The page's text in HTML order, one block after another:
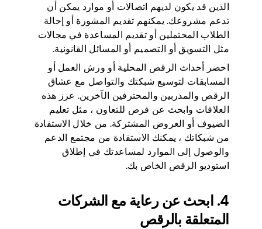
الذين قد يكون لديهم اتصالات أو موارد يمكن أن
تدعم مشروعك. يمكنهم تقديم المشورة أو إحالة
الطلاب المحتملين أو تقديم المساعدة في مجالات
مثل التسويق أو التصميم أو المسائل القانونية.
احضر أحداث الرقص المحلية أو ورش العمل أو
المسابقات لتوسيع شبكتك والتواصل مع عشاق
الرقص والمدربين والمحترفين الآخرين. عزز هذه
العلاقات وابحث عن فرص للتعاون ، مثل تعليم
الضيوف أو العروض المشتركة. من خلال الاستفادة
من شبكاتك ، يمكنك الاستفادة من مجتمع الدعم
والوصول إلى الموارد لمساعدتك في إطلاق
استوديو الرقص الخاص بك.
4. ابحث عن رعاية مع الشركات
المتعلقة بالرقص